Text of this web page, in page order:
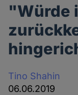
"Würde
Tino Shahin
06.06.2019